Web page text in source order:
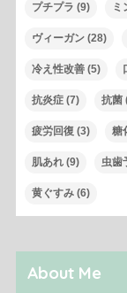
プチプラ (9) ミ
ヴィーガン(28)
冷え性改善(5)
抗炎症(7) 抗菌
疲労回復(3) 糖
肌あれ(9) 虫歯
黄ぐすみ(6)
About Me